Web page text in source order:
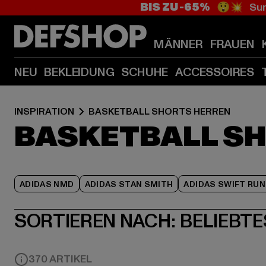
BIS ZU -65% 😲💥
MÄNNER FRAUEN
NEU BEKLEIDUNG SCHUHE ACCESSOIRES
INSPIRATION BASKETBALL SHORTS HERREN
BASKETBALL
ADIDAS NMD ADIDAS STAN SMITH ADIDAS SWIFT RUN
SORTIEREN NACH:
370 ARTIKEL